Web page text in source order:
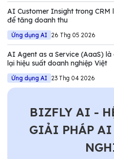
AI Customer Insight trong CRM
để tăng doanh thu
Ứng dụng AI 26 Thg 05 2026
AI Agent as a Service (AaaS)
lại hiệu suất doanh nghiệp Việt
Ứng dụng AI 23 Thg 04 2026
BIZFLY AI -
GIẢI PHÁP AI